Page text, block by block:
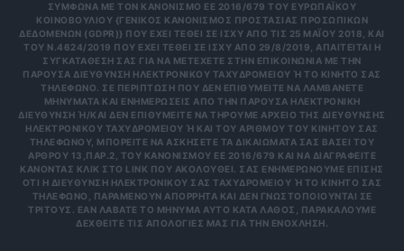
ΣΎΜΦΩΝΑ ΜΕ ΤΟΝ ΚΑΝΟΝΙΣΜΌ ΕΕ 2016/679 ΤΟΥ ΕΥΡΩΠΑΪΚΟΎ
ΚΟΙΝΟΒΟΥΛΊΟΥ {ΓΕΝΙΚΌΣ ΚΑΝΟΝΙΣΜΌΣ ΠΡΟΣΤΑΣΊΑΣ ΠΡΟΣΩΠΙΚΏΝ
ΔΕΔΟΜΈΝΩΝ (GDPR)} ΠΟΥ ΈΧΕΙ ΤΕΘΕΊ ΣΕ ΙΣΧΎ ΑΠΌ ΤΙΣ 25 ΜΑΪ́ΟΥ 2018, ΚΑΙ
ΤΟΥ Ν.4624/2019 ΠΟΥ ΈΧΕΙ ΤΕΘΕΊ ΣΕ ΙΣΧΎ ΑΠΌ 29/8/2019, ΑΠΑΙΤΕΊΤΑΙ Η
ΣΥΓΚΑΤΆΘΕΣΉ ΣΑΣ ΓΙΑ ΝΑ ΜΕΤΈΧΕΤΕ ΣΤΗΝ ΕΠΙΚΟΙΝΩΝΊΑ ΜΕ ΤΗΝ
ΠΑΡΟΎΣΑ ΔΙΕΎΘΥΝΣΗ ΗΛΕΚΤΡΟΝΙΚΟΎ ΤΑΧΥΔΡΟΜΕΊΟΥ Ή ΤΟ ΚΙΝΗΤΌ ΣΑΣ Τ
ΗΛΈΦΩΝΟ. ΣΕ ΠΕΡΊΠΤΩΣΗ ΠΟΥ ΔΕΝ ΕΠΙΘΥΜΕΊΤΕ ΝΑ ΛΑΜΒΆΝΕΤΕ Μ
ΗΝΎΜΑΤΑ ΚΑΙ ΕΝΗΜΕΡΏΣΕΙΣ ΑΠΌ ΤΗΝ ΠΑΡΟΎΣΑ ΗΛΕΚΤΡΟΝΙΚΉ Δ
ΙΕΎΘΥΝΣΗ Ή/ΚΑΙ ΔΕΝ ΕΠΙΘΥΜΕΊΤΕ ΝΑ ΤΗΡΟΎΜΕ ΑΡΧΕΊΟ ΤΗΣ ΔΙΕΎΘΥΝΣΗΣ ΗΛ
ΕΚΤΡΟΝΙΚΟΎ ΤΑΧΥΔΡΟΜΕΊΟΥ Ή ΚΑΙ ΤΟΥ ΑΡΙΘΜΟΎ ΤΟΥ ΚΙΝΗΤΟΎ ΣΑΣ ΤΗΛ
ΕΦΏΝΟΥ, ΜΠΟΡΕΊΤΕ ΝΑ ΑΣΚΉΣΕΤΕ ΤΑ ΔΙΚΑΙΏΜΑΤΆ ΣΑΣ ΒΆΣΕΙ ΤΟΥ ΆΡΘ
ΡΟΥ 13,ΠΑΡ.2, ΤΟΥ ΚΑΝΟΝΙΣΜΟΎ ΕΕ 2016/679 ΚΑΙ ΝΑ ΔΙΑΓΡΑΦΕΊΤΕ ΚΆΝ
ΟΝΤΑΣ ΚΛΙΚ ΣΤΟ LINK ΠΟΥ ΑΚΟΛΟΥΘΕΊ. ΣΑΣ ΕΝΗΜΕΡΏΝΟΥΜΕ ΕΠΊΣΗΣ ΌΤΙ
Η ΔΙΕΎΘΥΝΣΗ ΗΛΕΚΤΡΟΝΙΚΟΎ ΣΑΣ ΤΑΧΥΔΡΟΜΕΊΟΥ Ή ΤΟ ΚΙΝΗΤΌ ΣΑΣ ΤΗΛΈ
ΦΩΝΟ, ΠΑΡΑΜΈΝΟΥΝ ΑΠΌΡΡΗΤΑ ΚΑΙ ΔΕΝ ΓΝΩΣΤΟΠΟΙΟΎΝΤΑΙ ΣΕ ΤΡΊΤ
ΟΥΣ. ΕΆΝ ΛΆΒΑΤΕ ΤΟ ΜΉΝΥΜΑ ΑΥΤΌ ΚΑΤΆ ΛΆΘΟΣ, ΠΑΡΑΚΑΛΟΎΜΕ ΔΕΧΘ
ΕΊΤΕ ΤΙΣ ΑΠΟΛΟΓΊΕΣ ΜΑΣ ΓΙΑ ΤΗΝ ΕΝΌΧΛΗΣΗ.